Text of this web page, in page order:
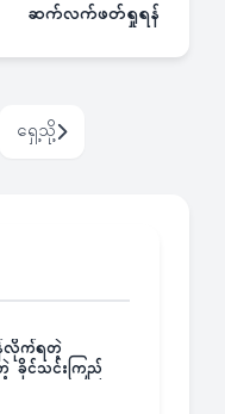
ဆက်လက်ဖတ်ရှုရန်
ရှေ့သို့
န်လိုက်ရတဲ့
ခိုင်သင်းကြည်